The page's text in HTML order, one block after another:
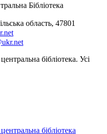
Бібліотека
область, 47801
бібліотека. Усі
бібліотека